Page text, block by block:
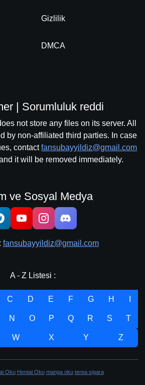
Gizlilik
DMCA
| Sorumluluk reddi
not store any files on its server. All
by non-affiliated third parties. In case
contactfansubayyildiz@gmail.com
it will be removed immediately.
ve Sosyal Medya
fansubayyildiz@gmail.com
A - Z Listesi :
C D E F G H
N O P Q R S T
W X Y Z
Oku Hentai Oku manga oku terea sigara